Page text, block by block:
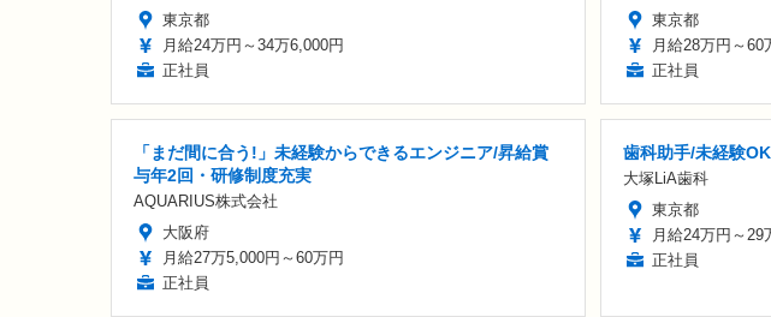
東京都
月給24万円～34万6,000円
正社員
東京都
月給28万円～60
正社員
「まだ間に合う!」未経験からできるエンジニア/昇給賞
与年2回・研修制度充実
AQUARIUS株式会社
大阪府
月給27万5,000円～60万円
正社員
歯科助手/未経験
大塚LiA歯科
東京都
月給24万円～29
正社員